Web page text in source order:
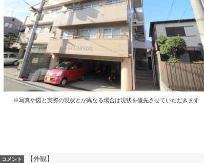
※写真や図と実際の現状とが異なる場合は現状を優先させていただきます
コメント 【外観】